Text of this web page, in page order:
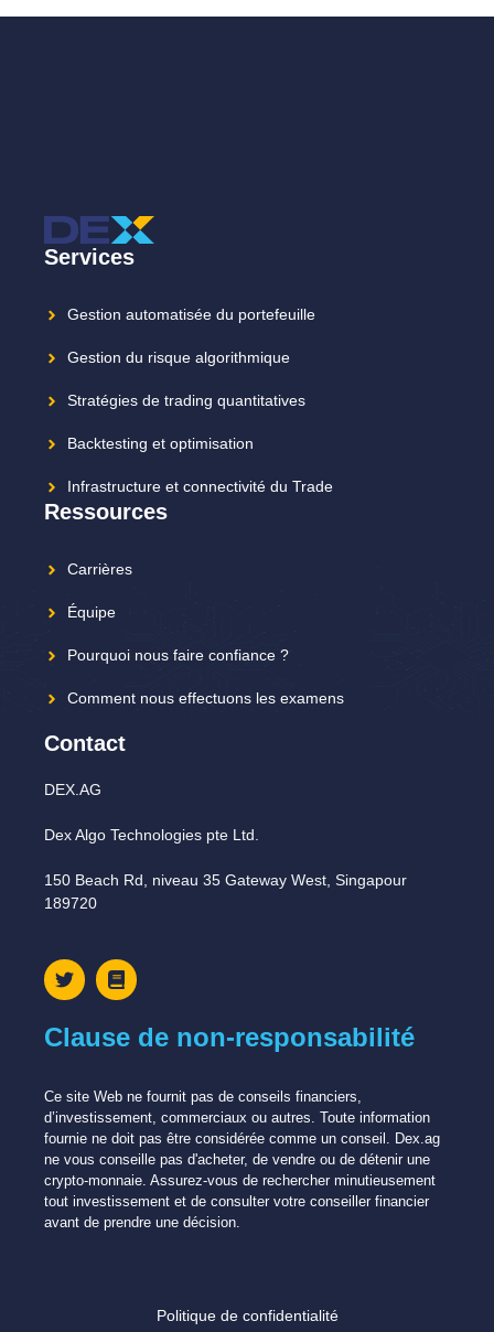
Services
Gestion automatisée du portefeuille
Gestion du risque algorithmique
Stratégies de trading quantitatives
Backtesting et optimisation
Infrastructure et connectivité du Trade
Ressources
Carrières
Équipe
Pourquoi nous faire confiance ?
Comment nous effectuons les examens
Contact
DEX.AG
Dex Algo Technologies pte Ltd.
150 Beach Rd, niveau 35 Gateway West, Singapour
189720
Clause de non-responsabilité
Ce site Web ne fournit pas de conseils financiers,
d’investissement, commerciaux ou autres. Toute information
fournie ne doit pas être considérée comme un conseil. Dex.ag
ne vous conseille pas d'acheter, de vendre ou de détenir une
crypto-monnaie. Assurez-vous de rechercher minutieusement
tout investissement et de consulter votre conseiller financier
avant de prendre une décision.
Politique de confidentialité